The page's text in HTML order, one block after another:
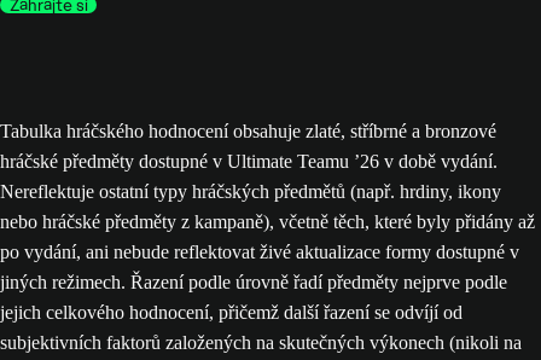
Tabulka hráčského hodnocení obsahuje zlaté, stříbrné a bronzové
hráčské předměty dostupné v Ultimate Teamu ’26 v době vydání.
Nereflektuje ostatní typy hráčských předmětů (např. hrdiny, ikony
nebo hráčské předměty z kampaně), včetně těch, které byly přidány až
po vydání, ani nebude reflektovat živé aktualizace formy dostupné v
jiných režimech. Řazení podle úrovně řadí předměty nejprve podle
jejich celkového hodnocení, přičemž další řazení se odvíjí od
subjektivních faktorů založených na skutečných výkonech (nikoli na